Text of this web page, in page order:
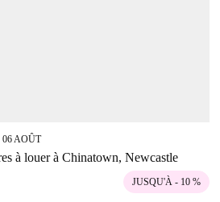
AOÛT
à louer à Chinatown, Newcastle
JUSQU'À - 10 %